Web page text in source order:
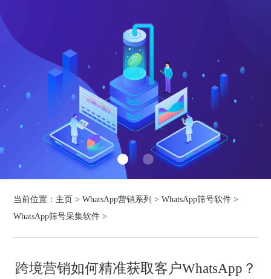
当前位置： 主页 >WhatsApp营销系列 >WhatsApp筛号软件 >
WhatsApp筛号采集软件 >
跨境营销如何精准获取客户WhatsApp？